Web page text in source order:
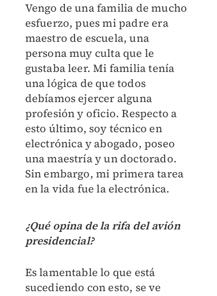
Vengo de una familia de mucho
esfuerzo, pues mi padre era
maestro de escuela, una
persona muy culta que le
gustaba leer. Mi familia tenía
una lógica de que todos
debíamos ejercer alguna
profesión y oficio. Respecto a
esto último, soy técnico en
electrónica y abogado, poseo
una maestría y un doctorado.
Sin embargo, mi primera tarea
en la vida fue la electrónica.
¿Qué opina de la rifa del avión
presidencial?
Es lamentable lo que está
sucediendo con esto, se ve